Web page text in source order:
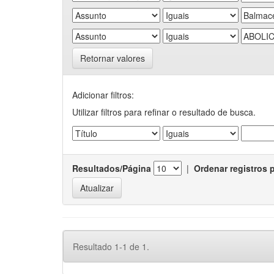
Retornar valores
Adicionar filtros:
Utilizar filtros para refinar o resultado de busca.
Resultados/Página | Ordenar registros
Resultado 1-1 de 1.